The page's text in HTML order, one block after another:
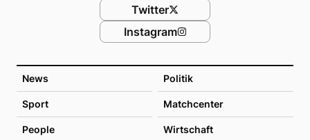
News Politik
Sport Matchcenter
People Wirtschaft
Twitter
Instagram